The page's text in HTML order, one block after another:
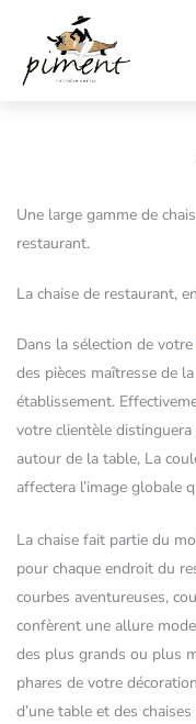
contenu
Une large gamme de
restaurant.
La chaise de restaurant,
Dans la sélection de votre
des pièces maîtresse de
établissement.
votre clientèle distinguera
autour de la table, La
affectera l’image globale
La chaise fait partie du
pour chaque endroit du
courbes aventureuses,
confèrent une allure
des plus grands ou plus
phares de votre
d’une table et des